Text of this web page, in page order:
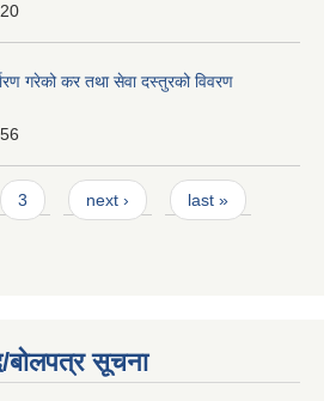
गरेको कर तथा सेवा दस्तुरको विवरण
3 next › last »
बोलपत्र सूचना